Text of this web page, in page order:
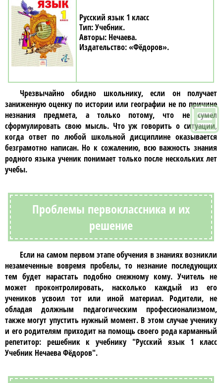
Русский язык 1 класс
Учебник
Нечаева
«Фёдоров»
Чрезвычайно обидно школьнику, если он получает
заниженную оценку по истории или географии не по причине
незнания предмета, а только потому, что не сумел
сформулировать свою мысль. Что уж говорить о ситуации,
когда ответ по любой школьной дисциплине оказывается
безграмотно написан. Но к сожалению, всю важность знания
родного языка ученик понимает только после нескольких лет
учебы.
Проблемы первоклассника и их
решение
Если на самом первом этапе обучения в знаниях возникли
незамеченные вовремя пробелы, то незнание последующих
тем будет нарастать подобно снежному кому. Учитель не
может проконтролировать, насколько каждый из его
учеников усвоил тот или иной материал. Родители, не
обладая должным педагогическим профессионализмом,
также могут упустить нужный момент. В этом случае ученику
и его родителям приходит на помощь своего рода карманный
репетитор: решебник к учебнику "Русский язык 1 класс
Учебник Нечаева Фёдоров".